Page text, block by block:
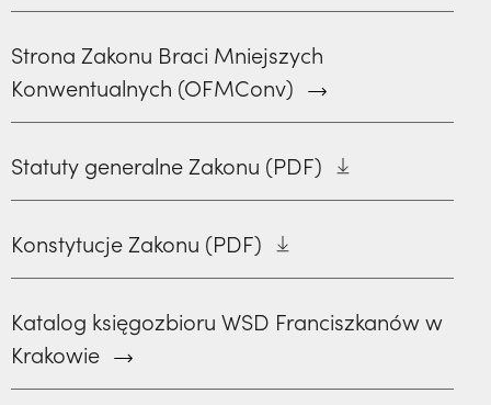
Strona Zakonu Braci Mniejszych
Konwentualnych (OFMConv)
Statuty generalne Zakonu (PDF)
Konstytucje Zakonu (PDF)
Katalog księgozbioru WSD Franciszkanów w
Krakowie